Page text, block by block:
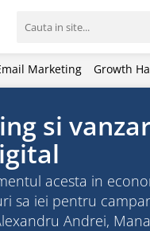
Marketing Growth
si
acesta in
sa iei pentru
Andrei,